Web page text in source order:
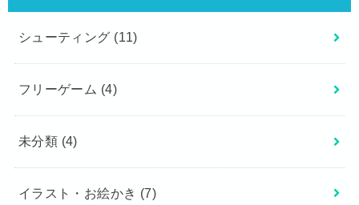
シューティング (11)
フリーゲーム (4)
未分類 (4)
イラスト・お絵かき (7)